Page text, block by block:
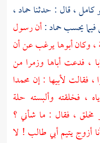
كامل ،قال : حدثناحماد ،
فيما يحسبحماد:أن رسول
وكان أبوها يرغب عن أن
، فدعت أباها وزمرا من
فقالت لأبيها : إن محمدا
، فخلقته وألبسته حلة
مخلق ، فقال : ما شأني ؟
أزوج يتيمأبي طالب ! لا